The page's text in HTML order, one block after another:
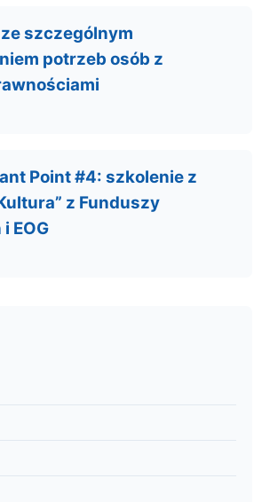
szczególnym
potrzeb osób z
Point #4: szkolenie z
z Funduszy
EOG